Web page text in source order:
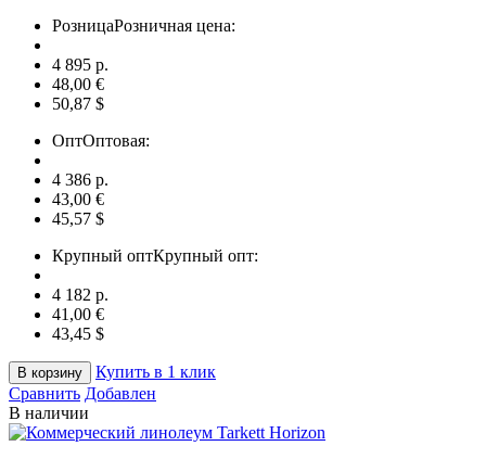
РозницаРозничная цена:
4 895 p.
48,00 €
50,87 $
ОптОптовая:
4 386 p.
43,00 €
45,57 $
Крупный оптКрупный опт:
4 182 p.
41,00 €
43,45 $
В корзину
Купить в 1 клик
Сравнить Добавлен
В наличии